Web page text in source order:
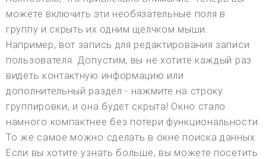
можете включить эти необязательные поля в
группу и скрыть их одним щелчком мыши.
Например, вот запись для редактирования записи
пользователя. Допустим, вы не хотите каждый раз
видеть контактную информацию или
дополнительный раздел - нажмите на строку
группировки, и она будет скрыта! Окно стало
намного компактнее без потери функциональности.
То же самое можно сделать в окне поиска данных.
Если вы хотите узнать больше, вы можете посетить